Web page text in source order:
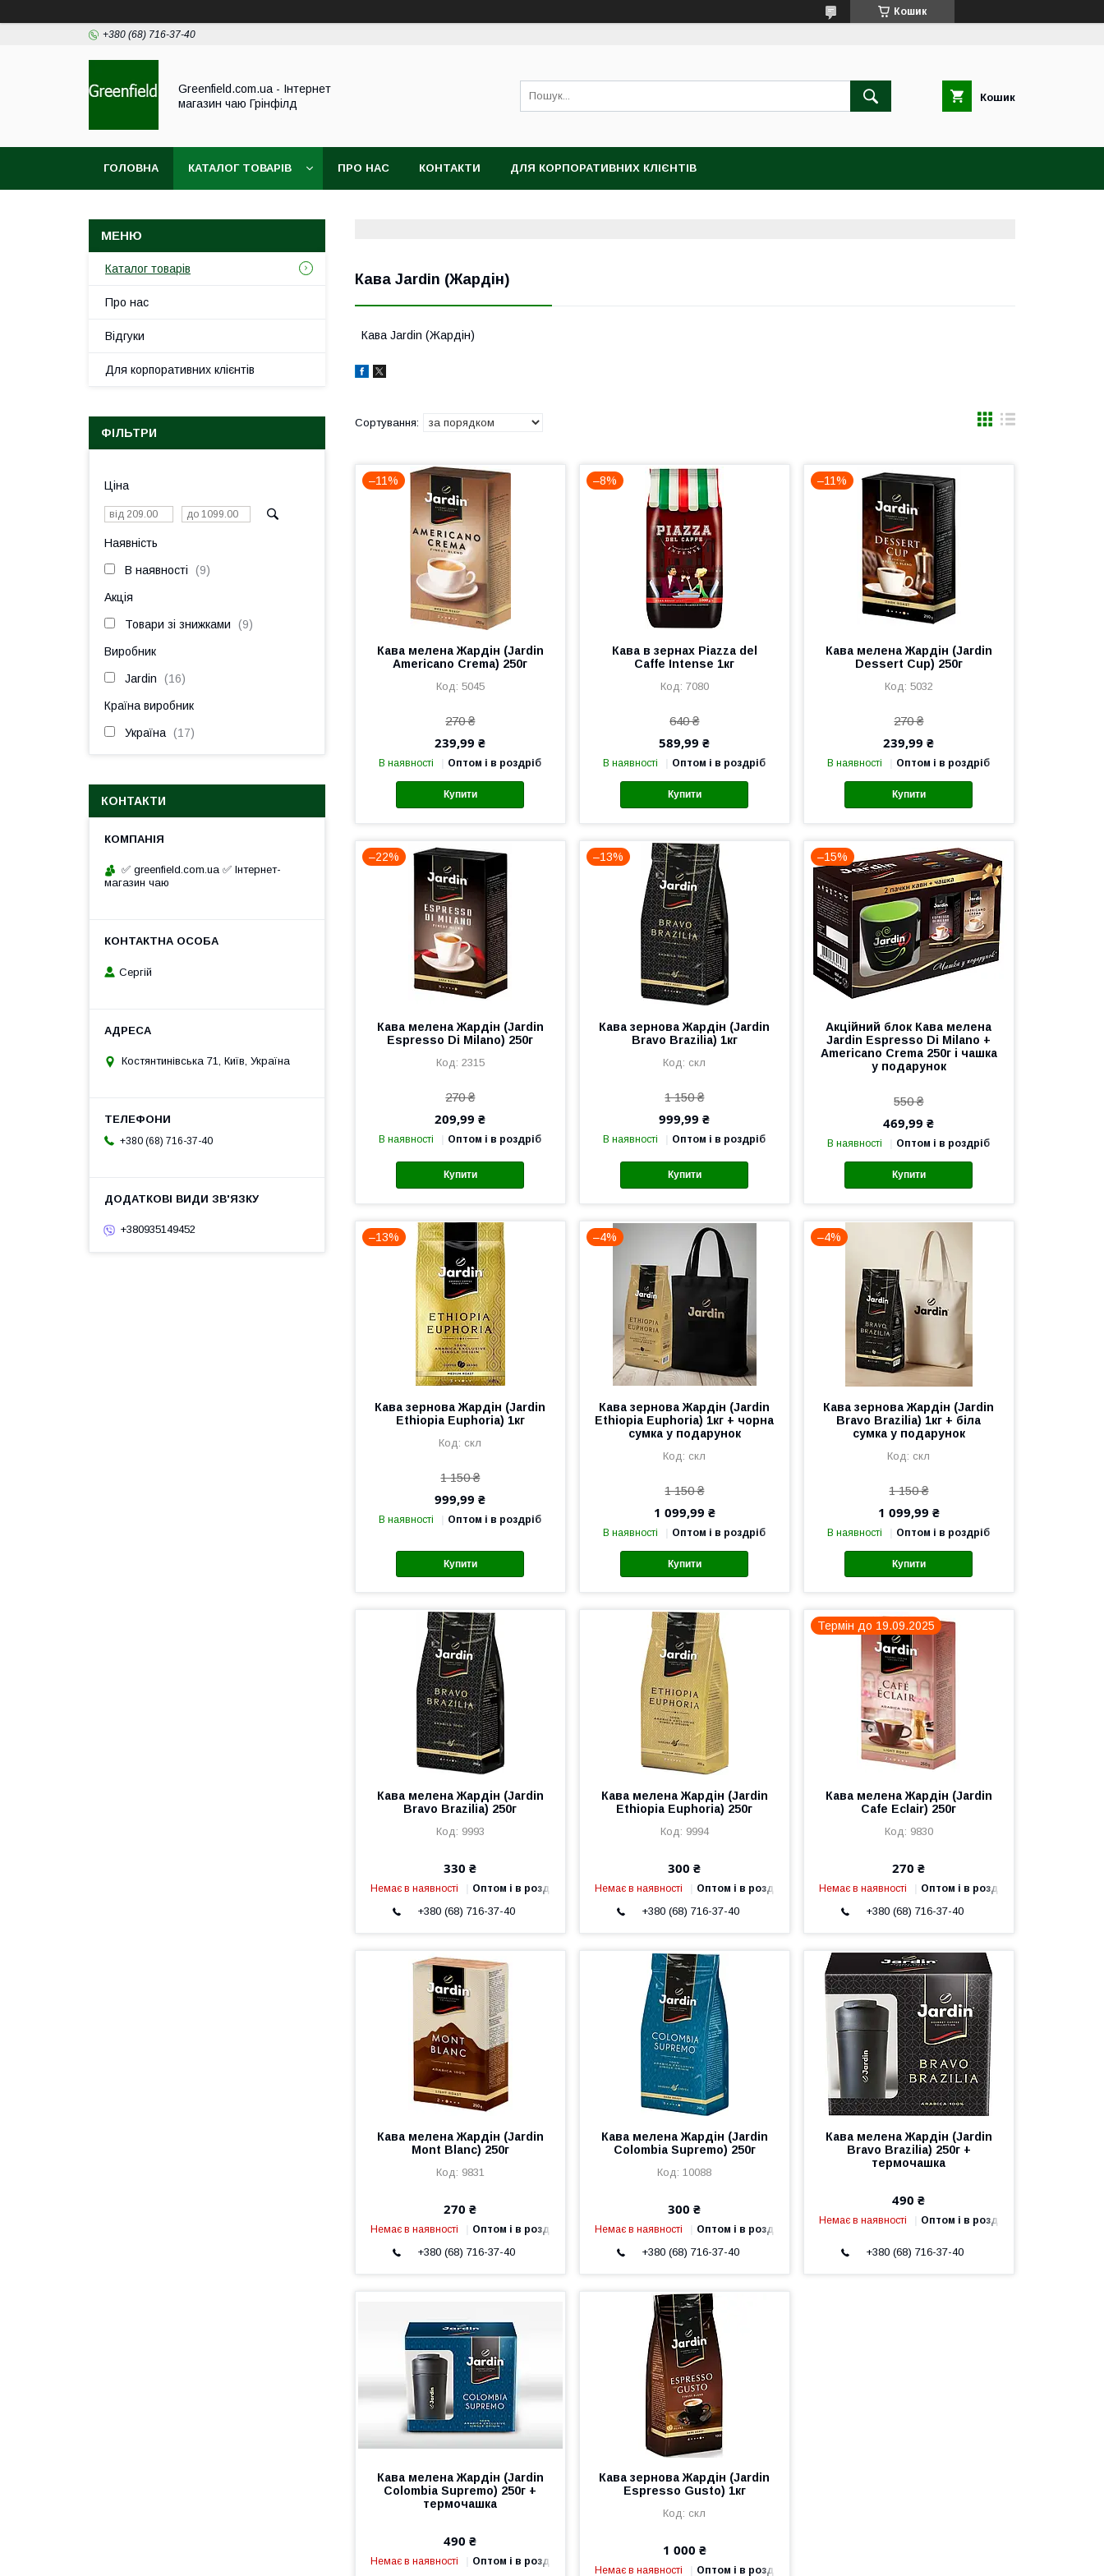
Кошик
+380 (68) 716-37-40
Greenfield.com.ua - Інтернет
магазин чаю Грінфілд
Кошик
ГОЛОВНА КАТАЛОГ ТОВАРІВ ПРО НАС КОНТАКТИ ДЛЯ КОРПОРАТИВНИХ КЛІЄНТІВ
Кава Jardin (Жардін)
Кава Jardin (Жардін)
–11%
Кава мелена Жардін (Jardin
Americano Crema) 250г
5045
270 ₴
239,99 ₴
В наявності Оптом і в роздріб
Купити
–8%
Кава в зернах Piazza del
Caffe Intense 1кг
7080
640 ₴
589,99 ₴
В наявності Оптом і в роздріб
Купити
–11%
Кава мелена Жардін (Jardin
Dessert Cup) 250г
5032
270 ₴
239,99 ₴
В наявності Оптом і в роздріб
Купити
–22%
Кава мелена Жардін (Jardin
Espresso Di Milano) 250г
2315
270 ₴
209,99 ₴
В наявності Оптом і в роздріб
Купити
–13%
Кава зернова Жардін (Jardin
Bravo Brazilia) 1кг
скл
1 150 ₴
999,99 ₴
В наявності Оптом і в роздріб
Купити
–15%
Акційний блок Кава мелена
Jardin Espresso Di Milano +
Americano Crema 250г і чашка
у подарунок
550 ₴
469,99 ₴
В наявності Оптом і в роздріб
Купити
–13%
Кава зернова Жардін (Jardin
Ethiopia Euphoria) 1кг
скл
1 150 ₴
999,99 ₴
В наявності Оптом і в роздріб
Купити
–4%
Кава зернова Жардін (Jardin
Ethiopia Euphoria) 1кг + чорна
сумка у подарунок
скл
1 150 ₴
1 099,99 ₴
В наявності Оптом і в роздріб
Купити
–4%
Кава зернова Жардін (Jardin
Bravo Brazilia) 1кг + біла
сумка у подарунок
скл
1 150 ₴
1 099,99 ₴
В наявності Оптом і в роздріб
Купити
Кава мелена Жардін (Jardin
Bravo Brazilia) 250г
9993
330 ₴
Немає в наявності Оптом і в роздріб
+380 (68) 716-37-40
Кава мелена Жардін (Jardin
Ethiopia Euphoria) 250г
9994
300 ₴
Немає в наявності Оптом і в роздріб
+380 (68) 716-37-40
Термін до 19.09.2025
Кава мелена Жардін (Jardin
Cafe Eclair) 250г
9830
270 ₴
Немає в наявності Оптом і в роздріб
+380 (68) 716-37-40
Кава мелена Жардін (Jardin
Mont Blanc) 250г
9831
270 ₴
Немає в наявності Оптом і в роздріб
+380 (68) 716-37-40
Кава мелена Жардін (Jardin
Colombia Supremo) 250г
10088
300 ₴
Немає в наявності Оптом і в роздріб
+380 (68) 716-37-40
Кава мелена Жардін (Jardin
Bravo Brazilia) 250г +
термочашка
490 ₴
Немає в наявності Оптом і в роздріб
+380 (68) 716-37-40
Кава мелена Жардін (Jardin
Colombia Supremo) 250г +
термочашка
490 ₴
Немає в наявності Оптом і в роздріб
Кава зернова Жардін (Jardin
Espresso Gusto) 1кг
скл
1 000 ₴
Немає в наявності Оптом і в роздріб
Каталог товарів
Про нас
Відгуки
Для корпоративних клієнтів
ФІЛЬТРИ
Ціна
Наявність
В наявності 9
Акція
Товари зі знижками 9
Виробник
Jardin 16
Країна виробник
Україна 17
КОНТАКТИ
✅ greenfield.com.ua ✅ Інтернет-
магазин чаю
Сергій
Костянтинівська 71, Київ, Україна
+380 (68) 716-37-40
+380935149452